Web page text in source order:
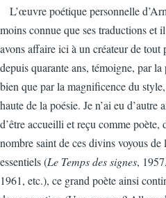
L’œuvre poétique personnelle
moins connue que ses traductions et
avons affaire ici à un créateur de tout
depuis quarante ans, témoigne, par
bien que par la magnificence du
haute de la poésie. Je n’ai eu
d’être accueilli et reçu comme
nombre saint de ces divins voyous
essentiels (Le Temps des signes, 1957,
1961, etc.), ce grand poète ainsi